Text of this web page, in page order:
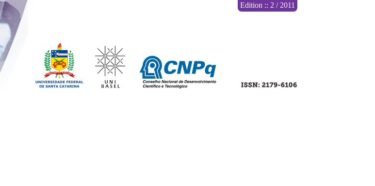
Edition :: 2 / 2011